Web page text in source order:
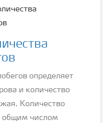
определяет
и количество
Количество
общим числом